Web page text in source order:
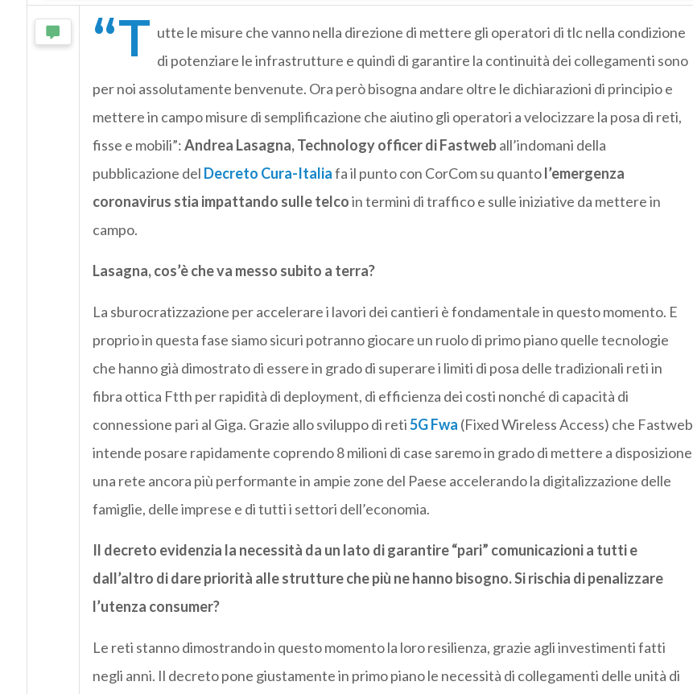
“T utte le misure che vanno nella direzione di mettere gli operatori di tlc nella condizione
di potenziare le infrastrutture e quindi di garantire la continuità dei collegamenti sono
per noi assolutamente benvenute. Ora però bisogna andare oltre le dichiarazioni di principio e
mettere in campo misure di semplificazione che aiutino gli operatori a velocizzare la posa di reti,
fisse e mobili”:Andrea Lasagna, Technology officer di Fastweball’indomani della
pubblicazione del Decreto Cura-Italiafa il punto con CorCom su quantol’emergenza
coronavirus stia impattando sulle telcoin termini di traffico e sulle iniziative da mettere in
campo.
Lasagna, cos’è che va messo subito a terra?
La sburocratizzazione per accelerare i lavori dei cantieri è fondamentale in questo momento. E
proprio in questa fase siamo sicuri potranno giocare un ruolo di primo piano quelle tecnologie
che hanno già dimostrato di essere in grado di superare i limiti di posa delle tradizionali reti in
fibra ottica Ftth per rapidità di deployment, di efficienza dei costi nonché di capacità di
connessione pari al Giga. Grazie allo sviluppo di reti5G Fwa (Fixed Wireless Access) che Fastweb
intende posare rapidamente coprendo 8 milioni di case saremo in grado di mettere a disposizione
una rete ancora più performante in ampie zone del Paese accelerando la digitalizzazione delle
famiglie, delle imprese e di tutti i settori dell’economia.
Il decreto evidenzia la necessità da un lato di garantire “pari” comunicazioni a tutti e
dall’altro di dare priorità alle strutture che più ne hanno bisogno. Si rischia di penalizzare
l’utenza consumer?
Le reti stanno dimostrando in questo momento la loro resilienza, grazie agli investimenti fatti
negli anni. Il decreto pone giustamente in primo piano le necessità di collegamenti delle unità di